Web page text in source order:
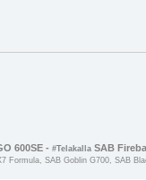
600SE - #TelakallaSAB
SAB Goblin G700, SAB